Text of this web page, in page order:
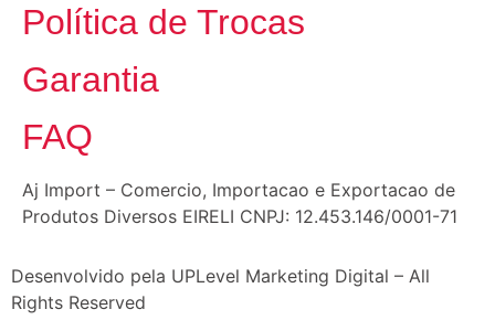
Política de Trocas
Garantia
FAQ
Aj Import – Comercio, Importacao e Exportacao de
Produtos Diversos EIRELI CNPJ: 12.453.146/0001-71
Desenvolvido pela UPLevel Marketing Digital – All
Rights Reserved